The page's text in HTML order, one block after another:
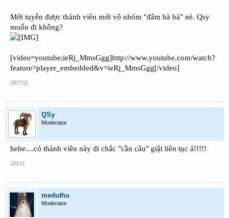
Mới tuyễn được thành viên mới vô nhóm "đâm hà bá" nè. Qsy
muốn đi không?
[video=youtube;ieRj_MmsGgg]http://www.youtube.com/watch?
feature=player_embedded&v=ieRj_MmsGgg[/video]
28/7/11
QSy
Moderator
hehe....có thành viên này đi chắc "cần câu" giật liên tục á!!!!!
3/8/11
meduthu
Moderator